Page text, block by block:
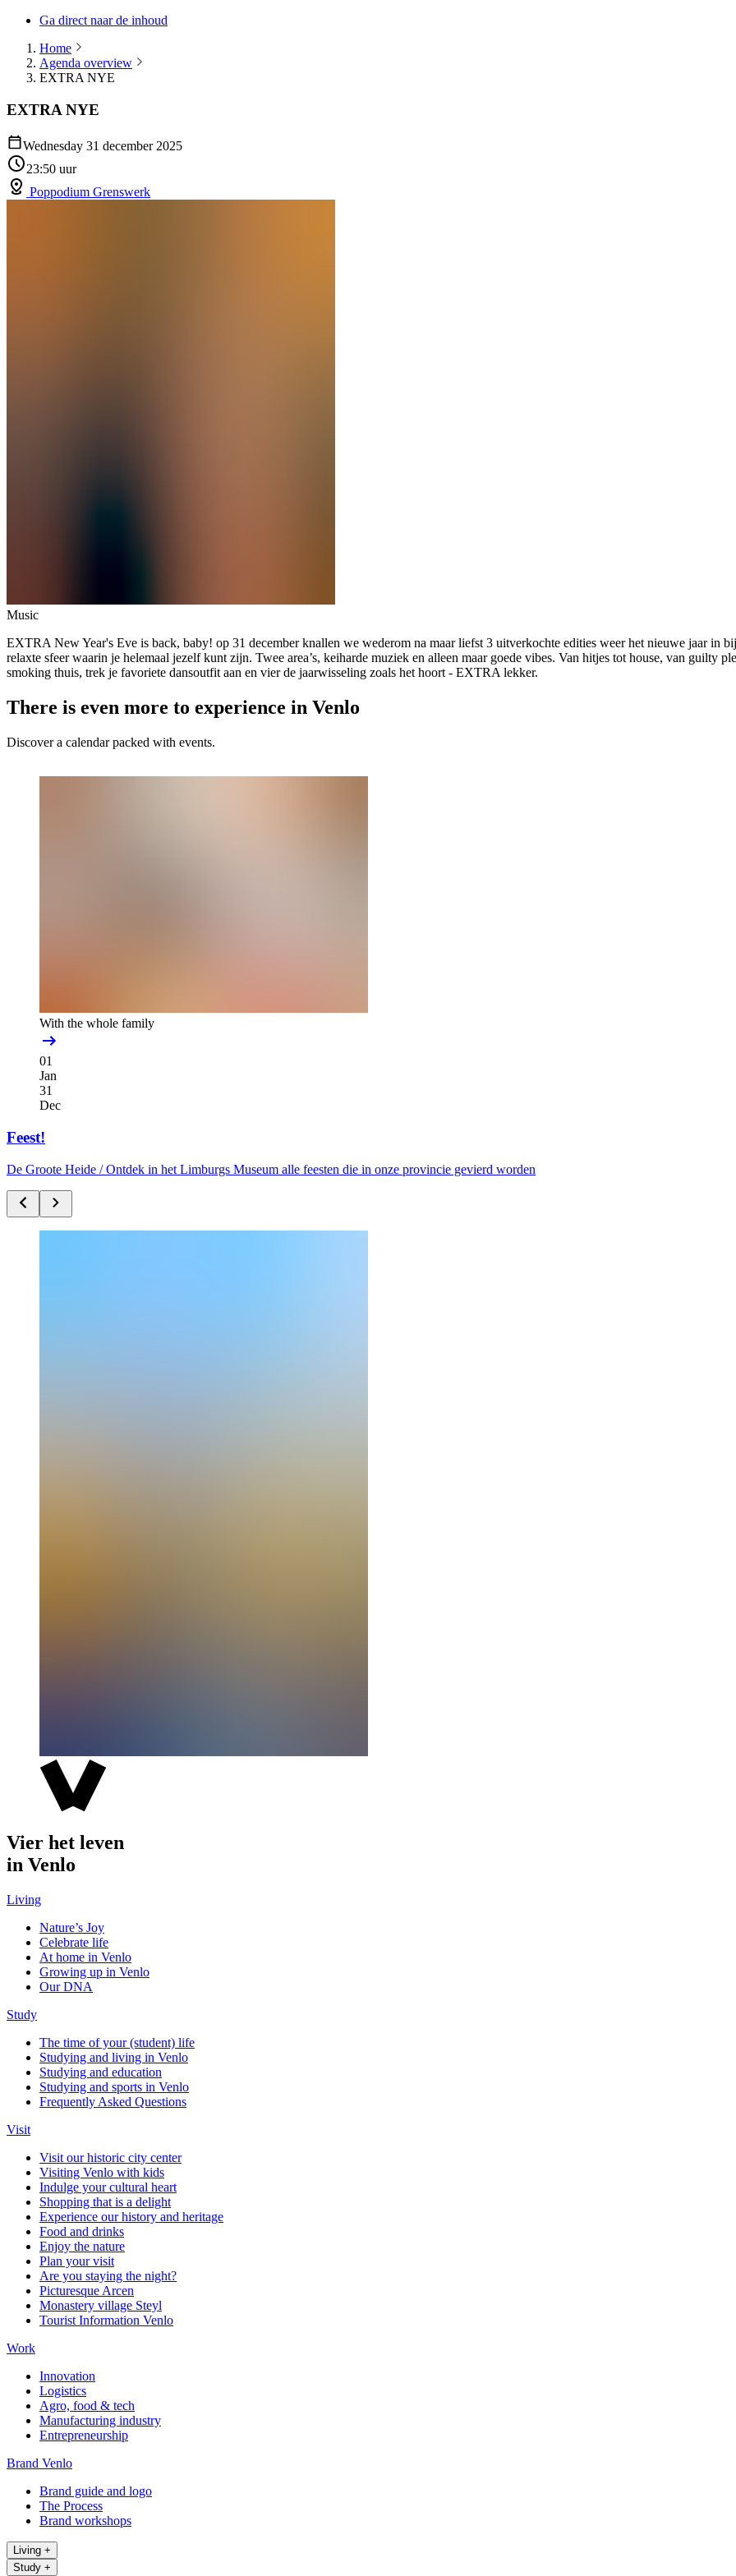
Ga direct naar de inhoud
Home
Agenda overview
EXTRA NYE
EXTRA NYE
Wednesday 31 december 2025
23:50 uur
Poppodium Grenswerk
Music
EXTRA New Year's Eve is back, baby! op 31 december knallen we wederom na maar liefst 3 uitverkochte edities weer het nieuwe jaar in
relaxte sfeer waarin je helemaal jezelf kunt zijn. Twee area’s, keiharde muziek en alleen maar goede vibes. Van hitjes tot house, van guilty
smoking thuis, trek je favoriete dansoutfit aan en vier de jaarwisseling zoals het hoort - EXTRA lekker.
There is even more to experience in Venlo
Discover a calendar packed with events.
With the whole family
01
Jan
31
Dec
Feest!
De Groote Heide /Ontdek in het Limburgs Museum alle feesten die in onze provincie gevierd worden
Vier het leven
in Venlo
Living
Nature’s Joy
Celebrate life
At home in Venlo
Growing up in Venlo
Our DNA
Study
The time of your (student) life
Studying and living in Venlo
Studying and education
Studying and sports in Venlo
Frequently Asked Questions
Visit
Visit our historic city center
Visiting Venlo with kids
Indulge your cultural heart
Shopping that is a delight
Experience our history and heritage
Food and drinks
Enjoy the nature
Plan your visit
Are you staying the night?
Picturesque Arcen
Monastery village Steyl
Tourist Information Venlo
Work
Innovation
Logistics
Agro, food & tech
Manufacturing industry
Entrepreneurship
Brand Venlo
Brand guide and logo
The Process
Brand workshops
Living +
Study +